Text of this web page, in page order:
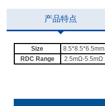
产品特点
Size 8.5*8.5*6.5mm
RDC Range
2.5mΩ-5.5mΩ